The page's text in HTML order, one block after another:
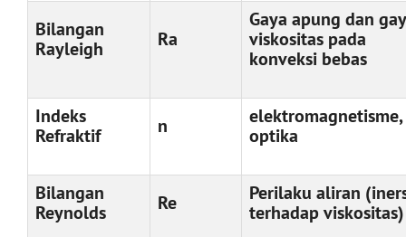
Bilangan
Rayleigh
Ra
Gaya apung dan
viskositas pada
konveksi bebas
Indeks
Refraktif
n
elektromagnetisme,
optika
Bilangan
Reynolds
Re
Perilaku aliran
terhadap viskositas)